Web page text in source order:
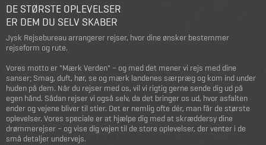
DE STØRSTE OPLEVELSER
ER DEM DU SELV SKABER
Jysk Rejsebureau arrangerer rejser, hvor dine ønsker bestemmer
rejseform og rute.
Vores motto er "Mærk Verden" – og med det mener vi rejs med dine
sanser; Smag, duft, hør, se og mærk landenes særpræg og kom ind under
huden på dem. Når du rejser med os, vil vi rigtig gerne sende dig ud på
egen hånd. Sådan rejser vi også selv, da det bringer os ud, hvor asfalten
ender og vejene bliver til stier. Det er nemlig ofte dér, man får de største
oplevelser. Vores speciale er at hjælpe dig med at skræddersy dine
drømmerejser – og vise dig vejen til de store oplevelser, der venter i de
små detaljer undervejs.